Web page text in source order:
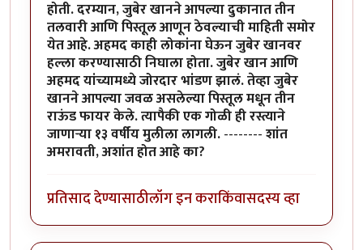
होती. दरम्यान, जुबेर खानने आपल्या दुकानात तीन
तलवारी आणि पिस्तूल आणून ठेवल्याची माहिती समोर
येत आहे. अहमद काही लोकांना घेऊन जुबेर खानवर
हल्ला करण्यासाठी निघाला होता. जुबेर खान आणि
अहमद यांच्यामध्ये जोरदार भांडण झालं. तेव्हा जुबेर
खानने आपल्या जवळ असलेल्या पिस्तूल मधून तीन
राऊंड फायर केले. त्यापैकी एक गोळी ही रस्त्याने
जाणाऱ्या १३ वर्षीय मुलीला लागली.--------शांत
अमरावती, अशांत होत आहे का?
प्रतिसाद देण्यासाठीलॉग इन कराकिंवासदस्य व्हा